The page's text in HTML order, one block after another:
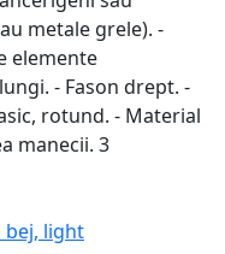
metale grele). -
elemente
- Fason drept. -
rotund. - Material
manecii. 3